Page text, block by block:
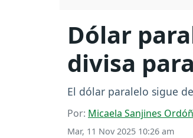
Dólar
divisa
El dólar paralelo sigue
Por: Micaela Sanjines
Mar, 11 Nov 2025 10:26 am